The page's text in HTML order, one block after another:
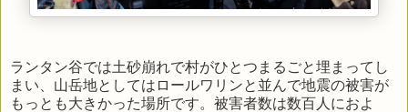
ランタン谷では土砂崩れで村がひとつまるごと埋まってし
まい、山岳地としてはロールワリンと並んで地震の被害が
もっとも大きかった場所です。被害者数は数百人におよ